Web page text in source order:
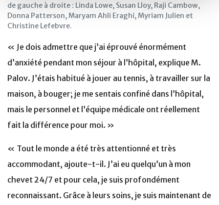
de gauche à droite : Linda Lowe, Susan Lloy, Raji Cambow,
Donna Patterson, Maryam Ahli Eraghi, Myriam Julien et
Christine Lefebvre.
« Je dois admettre que j’ai éprouvé énormément
d’anxiété pendant mon séjour à l’hôpital, explique M.
Palov. J’étais habitué à jouer au tennis, à travailler sur la
maison, à bouger; je me sentais confiné dans l’hôpital,
mais le personnel et l’équipe médicale ont réellement
fait la différence pour moi. »
« Tout le monde a été très attentionné et très
accommodant, ajoute-t-il. J’ai eu quelqu’un à mon
chevet 24/7 et pour cela, je suis profondément
reconnaissant. Grâce à leurs soins, je suis maintenant de